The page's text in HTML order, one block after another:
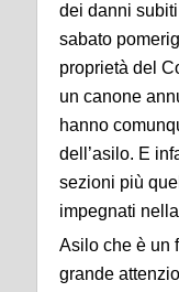
dei danni
sabato
proprietà del
un canone
hanno
dell’asilo. E
sezioni più
impegnati
Asilo che è un
grande